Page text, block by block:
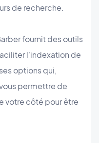
de recherche.
fournit des outils
l'indexation de
options qui,
permettre de
votre côté pour être